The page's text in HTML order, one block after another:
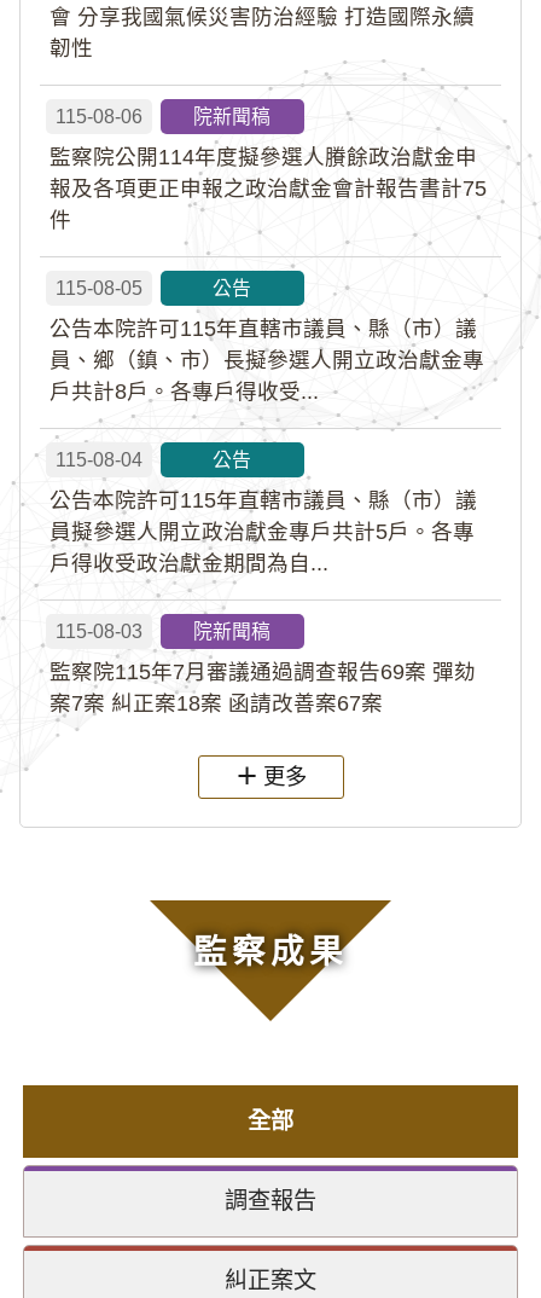
會 分享我國氣候災害防治經驗 打造國際永續
韌性
115-08-06 院新聞稿
監察院公開114年度擬參選人賸餘政治獻金申
報及各項更正申報之政治獻金會計報告書計75
件
115-08-05 公告
公告本院許可115年直轄市議員、縣（市）議
員、鄉（鎮、市）長擬參選人開立政治獻金專
戶共計8戶。各專戶得收受...
115-08-04 公告
公告本院許可115年直轄市議員、縣（市）議
員擬參選人開立政治獻金專戶共計5戶。各專
戶得收受政治獻金期間為自...
115-08-03 院新聞稿
監察院115年7月審議通過調查報告69案 彈劾
案7案 糾正案18案 函請改善案67案
更多
監察成果
全部
調查報告
糾正案文